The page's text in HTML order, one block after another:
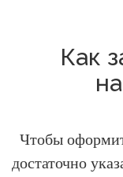
Как
Чтобы
достаточно